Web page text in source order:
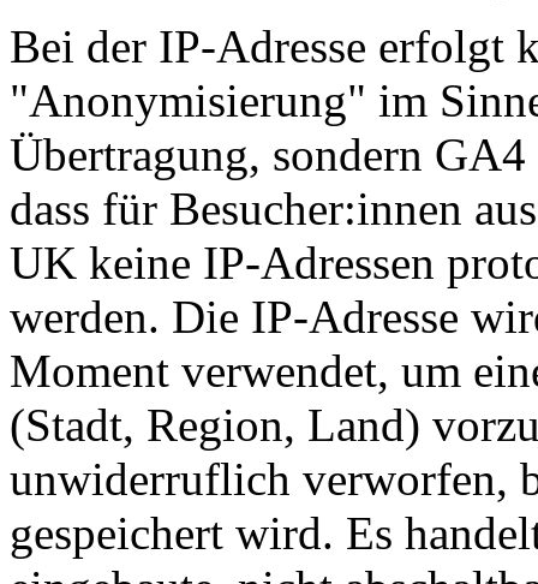
Bei der IP-Adresse erfolgt
"Anonymisierung" im
Übertragung, sondern
dass für Besucher:innen
UK keine IP-Adressen
werden. Die IP-Adresse
Moment verwendet, um
(Stadt, Region, Land)
unwiderruflich verworfen,
gespeichert wird. Es